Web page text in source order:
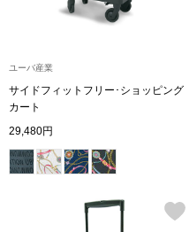
ユーバ産業
サイドフィットフリー･ショッピング
カート
29,480円